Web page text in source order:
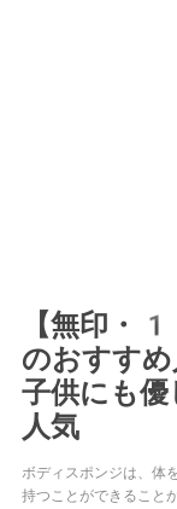
【無印・
のおすす
子供にも
人気
ボディスポンジは、体
持つことができること